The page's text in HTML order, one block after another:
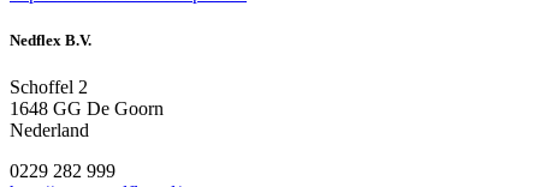
Nedflex B.V.
Schoffel 2
1648 GG De Goorn
Nederland
0229 282 999